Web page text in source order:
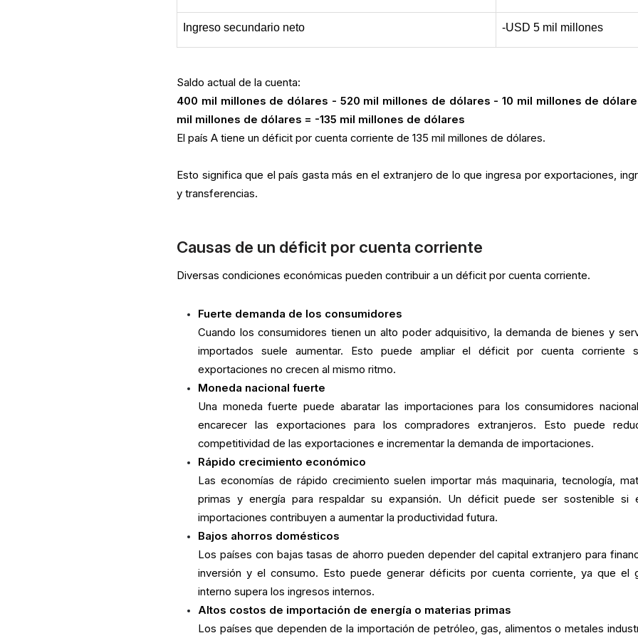
Ingreso secundario neto -USD 5 mil millones
Saldo actual de la cuenta:
400 mil millones de dólares - 520 mil millones de dólares - 10 mil millones de
mil millones de dólares = -135 mil millones de dólares
El país A tiene un déficit por cuenta corriente de 135 mil millones de dólares.
Esto significa que el país gasta más en el extranjero de lo que ingresa por exportaciones,
y transferencias.
Causas de un déficit por cuenta corriente
Diversas condiciones económicas pueden contribuir a un déficit por cuenta corriente.
Fuerte demanda de los consumidores
Cuando los consumidores tienen un alto poder adquisitivo, la demanda de bienes y
importados suele aumentar. Esto puede ampliar el déficit por cuenta corriente
exportaciones no crecen al mismo ritmo.
Moneda nacional fuerte
Una moneda fuerte puede abaratar las importaciones para los consumidores
encarecer las exportaciones para los compradores extranjeros. Esto puede
competitividad de las exportaciones e incrementar la demanda de importaciones.
Rápido crecimiento económico
Las economías de rápido crecimiento suelen importar más maquinaria, tecnología,
primas y energía para respaldar su expansión. Un déficit puede ser sostenible si
importaciones contribuyen a aumentar la productividad futura.
Bajos ahorros domésticos
Los países con bajas tasas de ahorro pueden depender del capital extranjero para
inversión y el consumo. Esto puede generar déficits por cuenta corriente, ya que el
interno supera los ingresos internos.
Altos costos de importación de energía o materias primas
Los países que dependen de la importación de petróleo, gas, alimentos o metales